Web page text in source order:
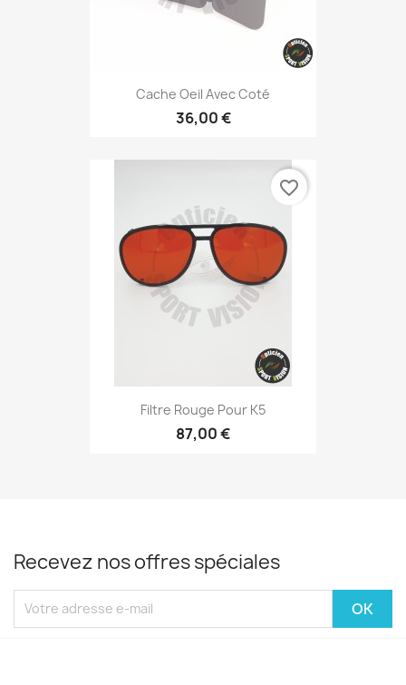
Cache Oeil Avec Coté
36,00 €
Filtre Rouge Pour K5
87,00 €
favorite_border
Recevez nos offres spéciales